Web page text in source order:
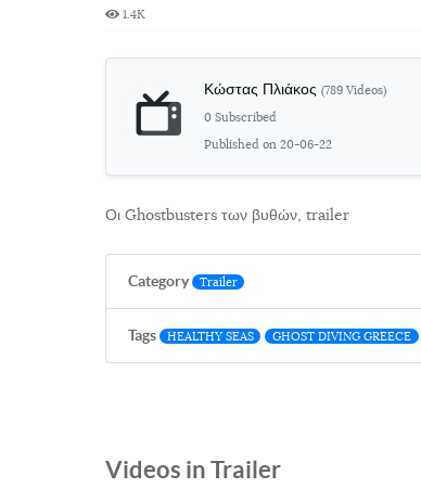
1.4K
Κώστας Πλιάκος (789 Videos)
0 Subscribed
Published on 20-06-22
Οι Ghostbusters των βυθών, trailer
Category Trailer
Tags HEALTHY SEAS GHOST DIVING GREECE
Videos in Trailer